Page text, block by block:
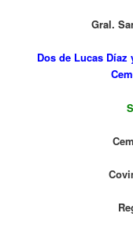
Gral.
Dos de Lucas